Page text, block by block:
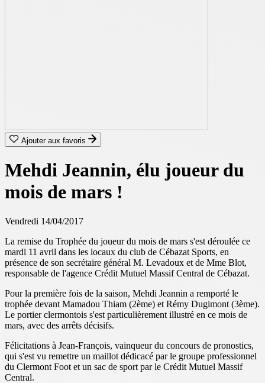
Ajouter aux favoris
Mehdi Jeannin, élu joueur du
mois de mars !
Vendredi 14/04/2017
La remise du Trophée du joueur du mois de mars s'est déroulée ce
mardi 11 avril dans les locaux du club de Cébazat Sports, en
présence de son secrétaire général M. Levadoux et de Mme Blot,
responsable de l'agence Crédit Mutuel Massif Central de Cébazat.
Pour la première fois de la saison, Mehdi Jeannin a remporté le
trophée devant Mamadou Thiam (2ème) et Rémy Dugimont (3ème).
Le portier clermontois s'est particulièrement illustré en ce mois de
mars, avec des arrêts décisifs.
Félicitations à Jean-François, vainqueur du concours de pronostics,
qui s'est vu remettre un maillot dédicacé par le groupe professionnel
du Clermont Foot et un sac de sport par le Crédit Mutuel Massif
Central.